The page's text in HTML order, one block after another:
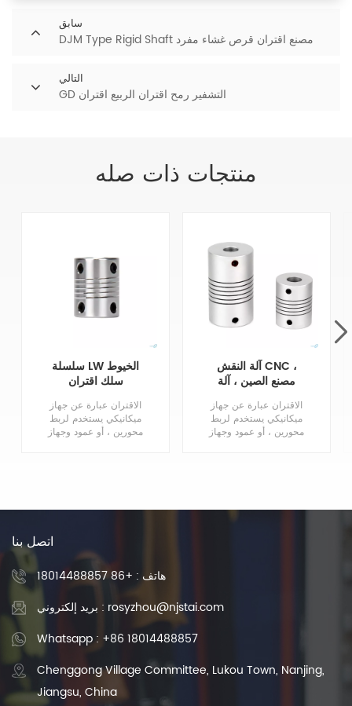
سابق
DJM Type Rigid Shaft مصنع اقتران قرص غشاء مفرد
التالي
GD التشفير رمح اقتران الربيع اقتران
منتجات ذات صله
سلسلة LW الخيوط
سلك اقتران
الاقتران عبارة عن جهاز
ميكانيكي يستخدم لربط
محورين ، أو عمود وجهاز
آلة النقش CNC ،
مصنع الصين ، آلة
CNC ، محرك متدرج ،
عمود الإدارة ، المقرنة
الاقتران عبارة عن جهاز
ميكانيكي يستخدم لربط
محورين ، أو عمود وجهاز
اتصل بنا
هاتف : +86 18014488857
بريد إلكتروني : rosyzhou@njstai.com
Whatsapp : +86 18014488857
Chenggong Village Committee, Lukou Town, Nanjing,
Jiangsu, China